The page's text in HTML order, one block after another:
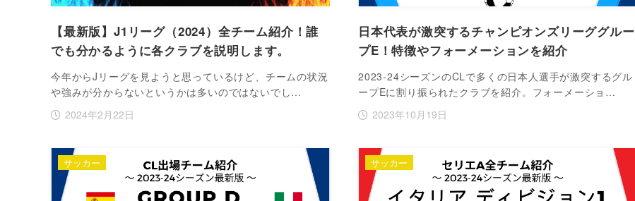
【最新版】J1リーグ（2024）全チーム紹介！誰
でも分かるように各クラブを説明します。
今年からJリーグを見ようと思っているけど、チームの状況
や強みが分からないというかは多いのではないでし…
2024年2月22日
日本代表が激突するチャンピオンズリーググルー
プE！特徴やフォーメーションを紹介
2023‐24シーズンのCLで多くの日本人選手が激突するグル
ープEに割り振られたクラブを紹介。フォーメーショ…
2023年10月19日
サッカー サッカー